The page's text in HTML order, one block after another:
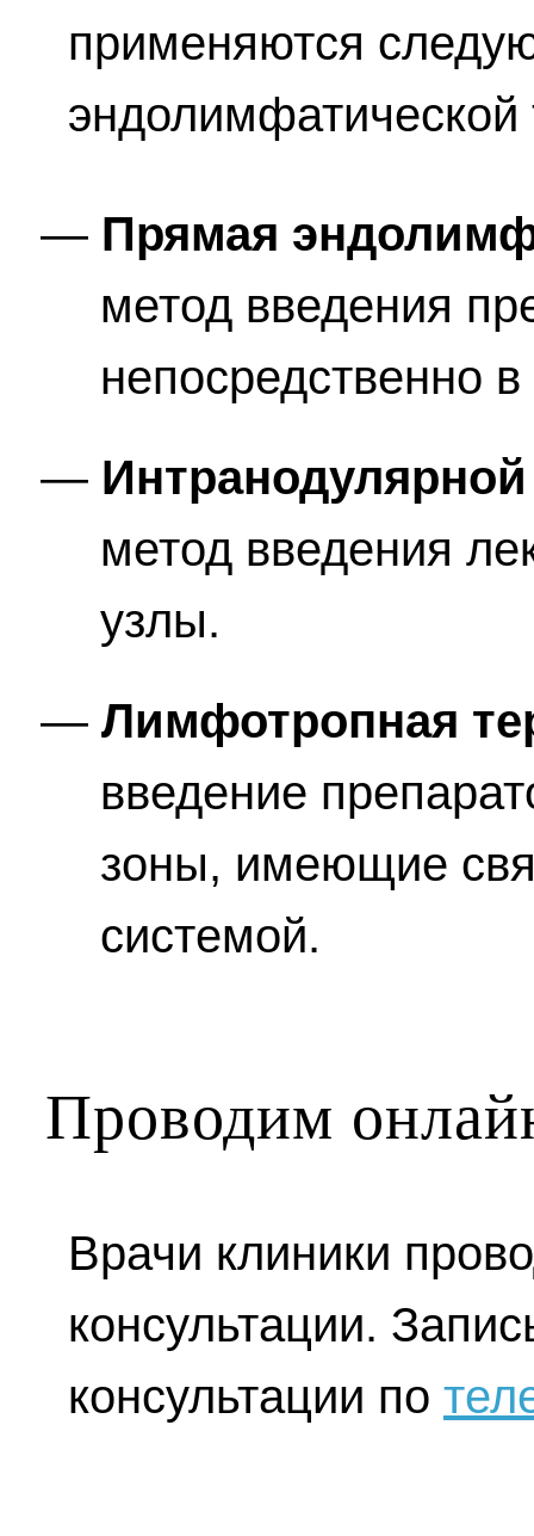
применяются
эндолимфатической
Прямая
метод введения
непосредственно
метод введения
узлы.
Лимфотропная
введение
зоны, имеющие
системой.
Проводим
Врачи клиники
консультации.
консультации по